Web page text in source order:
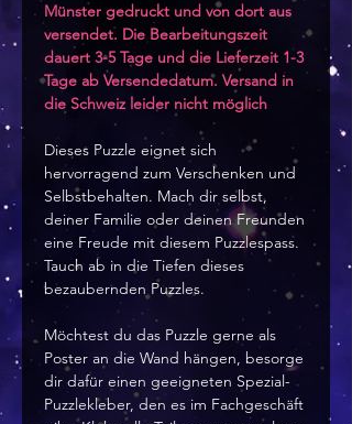
Münster gedruckt und von dort aus
versendet. Die Bearbeitungszeit
dauert 3-5 Tage und die Lieferzeit 1-3
Tage ab Versendedatum. Versand in
die Schweiz leider nicht möglich
Dieses Puzzle eignet sich
hervorragend zum Verschenken und
Selbstbehalten. Mach dir selbst,
deiner Familie oder deinen Freunden
eine Freude mit diesem Puzzlespass.
Tauch ab in die Tiefen dieses
bezaubernden Puzzles.
Möchtest du das Puzzle gerne als
Poster an die Wand hängen, besorge
dir dafür einen geeigneten Spezial-
Puzzlekleber, den es im Fachgeschäft